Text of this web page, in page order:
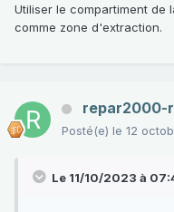
Utiliser le compartiment de
comme zone d'extraction.
repar2000-
Posté(e) le 12
Le 11/10/2023 à